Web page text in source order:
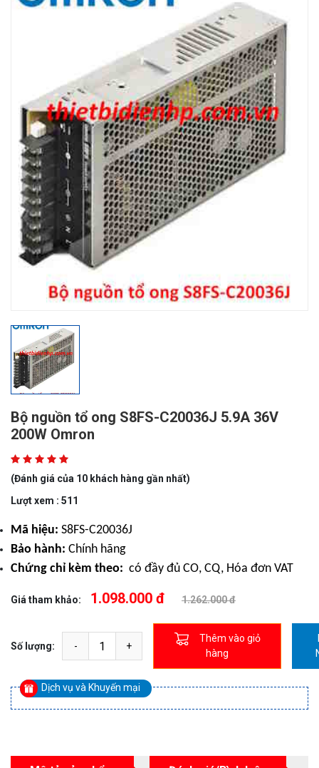
Bộ nguồn tổ ong S8FS-C20036J 5.9A 36V
200W Omron
(Đánh giá của 10 khách hàng gần nhất)
Lượt xem : 511
Mã hiệu: S8FS-C20036J
Bảo hành: Chính hãng
Chứng chỉ kèm theo: có đầy đủ CO, CQ, Hóa đơn VAT
Giá tham khảo: 1.098.000 đ 1.262.000 đ
Số lượng:
Thêm vào giỏ
hàng
Dịch vụ và Khuyến mại